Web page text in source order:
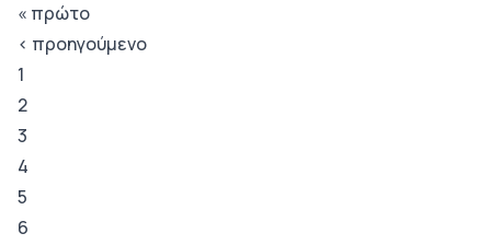
« πρώτο
‹ προηγούμενο
1
2
3
4
5
6